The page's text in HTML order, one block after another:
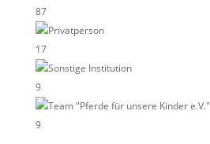
87
Privatperson
17
Sonstige Institution
9
Team "Pferde für unsere Kinder e.V."
9